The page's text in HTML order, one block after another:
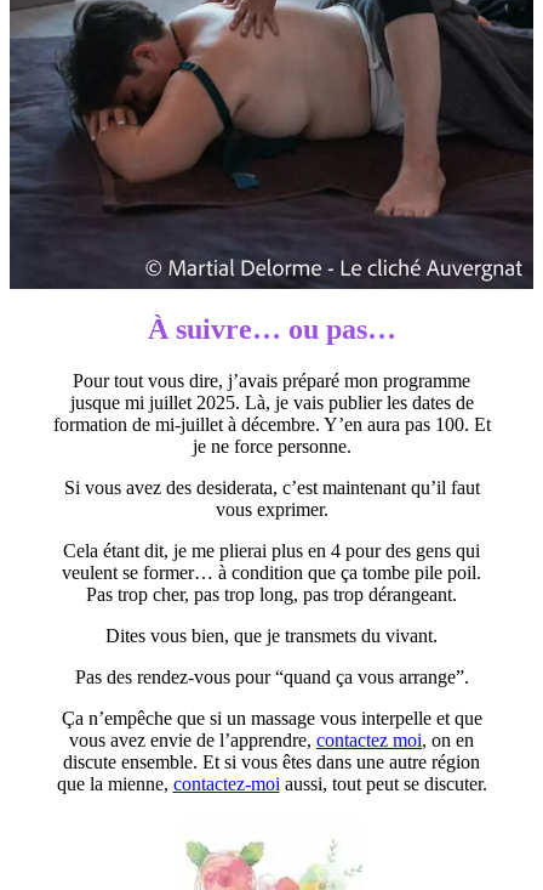
À suivre… ou pas…
Pour tout vous dire, j’avais préparé mon programme
jusque mi juillet 2025. Là, je vais publier les dates de
formation de mi-juillet à décembre. Y’en aura pas 100. Et
je ne force personne.
Si vous avez des desiderata, c’est maintenant qu’il faut
vous exprimer.
Cela étant dit, je me plierai plus en 4 pour des gens qui
veulent se former… à condition que ça tombe pile poil.
Pas trop cher, pas trop long, pas trop dérangeant.
Dites vous bien, que je transmets du vivant.
Pas des rendez-vous pour “quand ça vous arrange”.
Ça n’empêche que si un massage vous interpelle et que
vous avez envie de l’apprendre, contactez moi, on en
discute ensemble. Et si vous êtes dans une autre région
que la mienne, contactez-moi aussi, tout peut se discuter.